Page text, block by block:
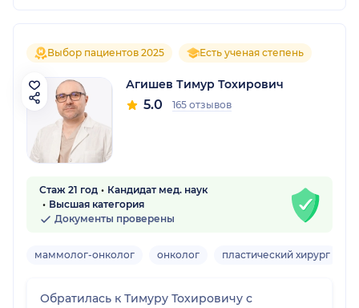
Выбор пациентов 2025 Есть ученая степень
Агишев Тимур Тохирович
5.0 165 отзывов
Стаж 21 год
Кандидат мед. наук
Высшая категория
Документы проверены
маммолог-онколог онколог пластический хирург
Обратилась к Тимуру Тохировичу с